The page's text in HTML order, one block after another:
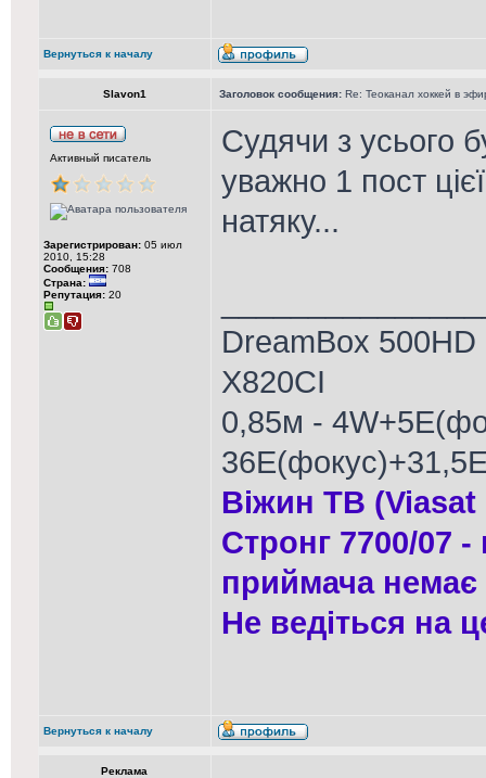
Вернуться к началу
Slavon1 Заголовок сообщения: Re: Теоканал хоккей в
Активный писатель
Зарегистрирован: 05 июл
2010, 15:28
Сообщения: 708
Страна:
Репутация: 20
Судячи з усього
уважно 1 пост
натяку...
DreamBox
X820CI
0,85м -
Віжин ТВ
Стронг 7700/07
приймача
Не ведіться на
Вернуться к началу
Реклама